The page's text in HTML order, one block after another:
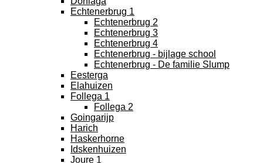
Echtenerbrug 1
Echtenerbrug 2
Echtenerbrug 3
Echtenerbrug 4
Echtenerbrug - bijlage school
Echtenerbrug - De familie Slump
Eesterga
Elahuizen
Follega 1
Follega 2
Goingarijp
Harich
Haskerhorne
Idskenhuizen
Joure 1